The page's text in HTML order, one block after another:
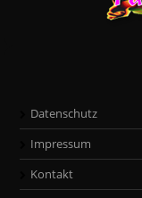
Datenschutz
Impressum
Kontakt